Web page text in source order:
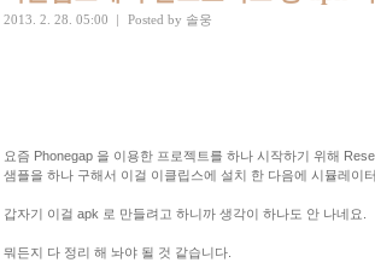
2013. 2. 28. 05:00 | Posted by 솔웅
요즘 Phonegap 을 이용한 프로젝트를 하나 시작하기 위해
샘플을 하나 구해서 이걸 이클립스에 설치 한 다음에 시뮬레이
갑자기 이걸 apk 로 만들려고 하니까 생각이 하나도 안 나네요.
뭐든지 다 정리 해 놔야 될 것 같습니다.